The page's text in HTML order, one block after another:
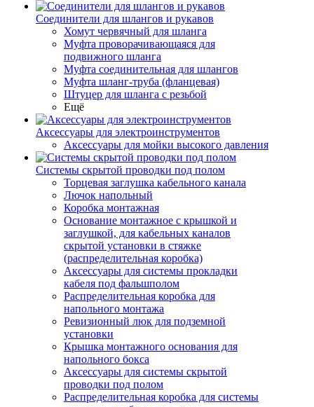
Соединители для шлангов и рукавов
Хомут червячный для шланга
Муфта проворачивающаяся для
подвижного шланга
Муфта соединительная для шлангов
Муфта шланг-труба (фланцевая)
Штуцер для шланга с резьбой
Ещё
Аксессуары для электроинструментов
Аксессуары для мойки высокого давления
Системы скрытой проводки под полом
Торцевая заглушка кабельного канала
Лючок напольный
Коробка монтажная
Основание монтажное с крышкой и
заглушкой, для кабельных каналов
скрытой установки в стяжке
(распределительная коробка)
Аксессуары для системы прокладки
кабеля под фальшполом
Распределительная коробка для
напольного монтажа
Ревизионный люк для подземной
установки
Крышка монтажного основания для
напольного бокса
Аксессуары для системы скрытой
проводки под полом
Распределительная коробка для системы